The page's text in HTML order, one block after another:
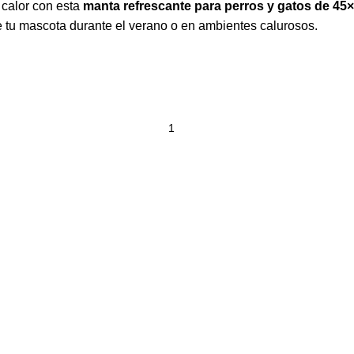
con esta manta refrescante para perros y gatos de
mascota durante el verano o en ambientes calurosos.